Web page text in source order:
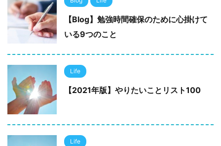
【Blog】勉強時間確保のために心掛けて
いる9つのこと
Life
【2021年版】やりたいことリスト100
Life